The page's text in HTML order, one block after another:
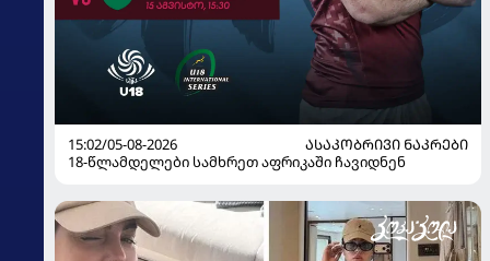
15:02/05-08-2026
ᲐᲡᲐᲙᲝᲑᲠᲘᲕᲘ ᲜᲐᲙᲠᲔᲑᲘ
18-წლამდელები სამხრეთ აფრიკაში ჩავიდნენ